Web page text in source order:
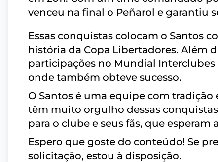
venceu na final o Peñarol e garantiu
Essas conquistas colocam o Santos
história da Copa Libertadores. Além
participações no Mundial
onde também obteve sucesso.
O Santos é uma equipe com
têm muito orgulho dessas
para o clube e seus fãs, que
Espero que goste do conteúdo! Se
solicitação, estou à disposição.